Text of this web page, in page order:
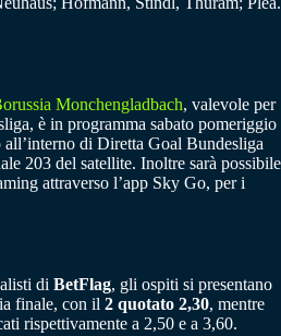
Monchengladbach, valevole per
è in programma sabato pomeriggio
all’interno di Diretta Goal Bundesliga
203 del satellite. Inoltre sarà possibile
attraverso l’app Sky Go, per i
di BetFlag, gli ospiti si presentano
finale, con il 2 quotato 2,30, mentre
rispettivamente a 2,50 e a 3,60.